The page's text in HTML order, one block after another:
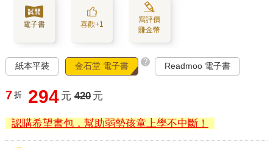
電子書 喜歡+1
寫評價
賺金幣
紙本平裝 金石堂 電子書 ? Readmoo 電子書
7 折 294 元 420 元
認購希望書包，幫助弱勢孩童上學不中斷！